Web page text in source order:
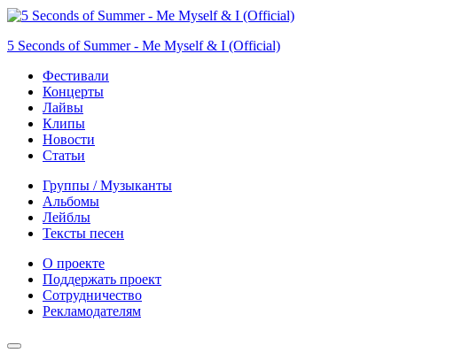
5 Seconds of Summer - Me Myself & I (Official)
Фестивали
Концерты
Лайвы
Клипы
Новости
Статьи
Группы / Музыканты
Альбомы
Лейблы
Тексты песен
О проекте
Поддержать проект
Сотрудничество
Рекламодателям